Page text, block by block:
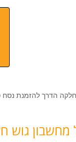
חלקה הדרך להזמנת
מחשבון גוש